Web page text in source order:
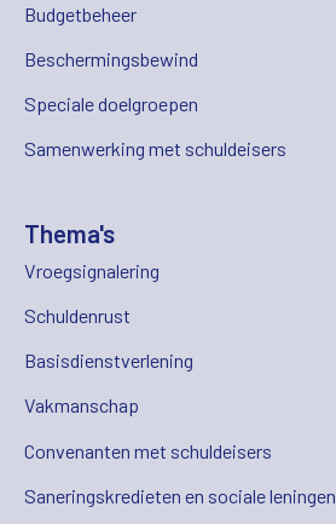
Budgetbeheer
Beschermingsbewind
Speciale doelgroepen
Samenwerking met schuldeisers
Thema's
Vroegsignalering
Schuldenrust
Basisdienstverlening
Vakmanschap
Convenanten met schuldeisers
Saneringskredieten en sociale leningen